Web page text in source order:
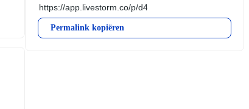
Permalink kopiëren